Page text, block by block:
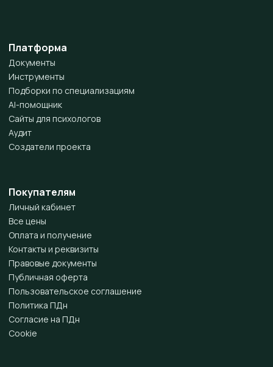
Платформа
Документы
Инструменты
Подборки по специализациям
AI-помощник
Сайты для психологов
Аудит
Создатели проекта
Покупателям
Личный кабинет
Все цены
Оплата и получение
Контакты и реквизиты
Правовые документы
Публичная оферта
Пользовательское соглашение
Политика ПДн
Согласие на ПДн
Cookie